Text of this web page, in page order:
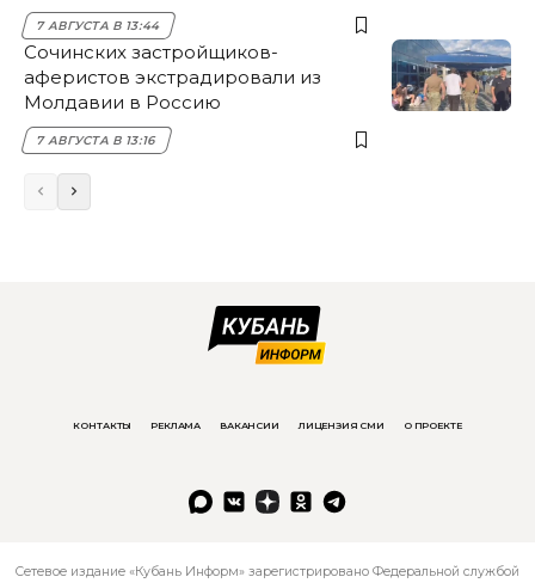
7 АВГУСТА В 13:44
Сочинских застройщиков-
аферистов экстрадировали из
Молдавии в Россию
7 АВГУСТА В 13:16
КОНТАКТЫ РЕКЛАМА ВАКАНСИИ ЛИЦЕНЗИЯ СМИ О ПРОЕКТЕ
Сетевое издание «Кубань Информ» зарегистрировано Федеральной службой